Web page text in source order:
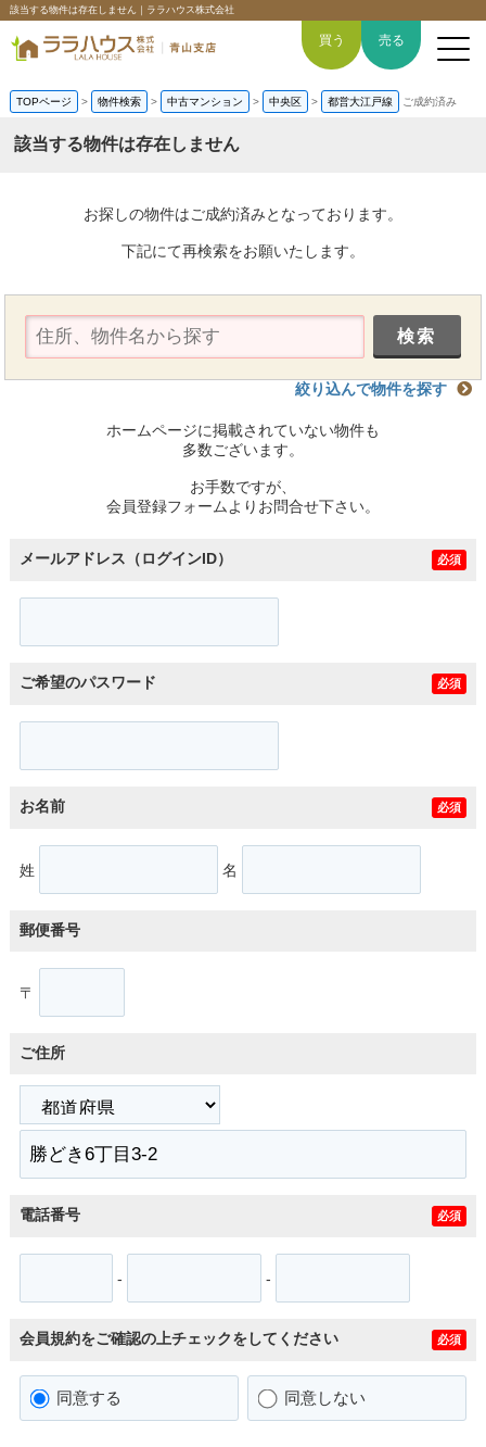
該当する物件は存在しません｜ララハウス株式会社
空間デザイン事例
6つの強み
スタッフ紹介
買う 売る
TOPページ > 物件検索 > 中古マンション > 中央区 > 都営大江戸線 ご成約済み
該当する物件は存在しません
お探しの物件はご成約済みとなっております。
下記にて再検索をお願いたします。
絞り込んで物件を探す
ホームページに掲載されていない物件も
多数ございます。
お手数ですが、
会員登録フォームよりお問合せ下さい。
メールアドレス（ログインID） 必須
ご希望のパスワード 必須
お名前 必須
姓 名
郵便番号
〒
ご住所
電話番号 必須
- -
会員規約をご確認の上チェックをしてください 必須
同意する 同意しない